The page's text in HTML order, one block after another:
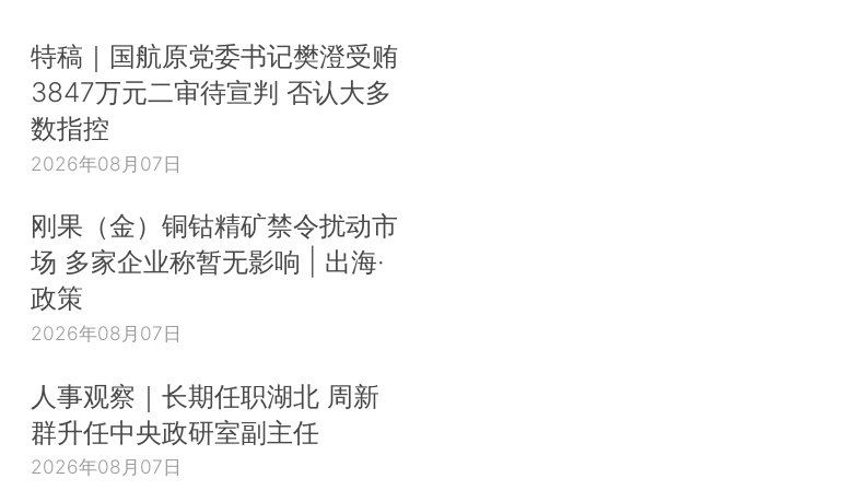
特稿｜国航原党委书记樊澄受贿
3847万元二审待宣判 否认大多
数指控
2026年08月07日
刚果（金）铜钴精矿禁令扰动市
场 多家企业称暂无影响 | 出海·
政策
2026年08月07日
人事观察｜长期任职湖北 周新
群升任中央政研室副主任
2026年08月07日